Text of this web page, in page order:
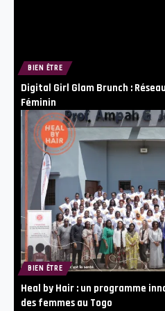
BIEN ÊTRE
Digital Girl Glam Brunch :
Féminin
BIEN ÊTRE
Heal by Hair : un programme
des femmes au Togo